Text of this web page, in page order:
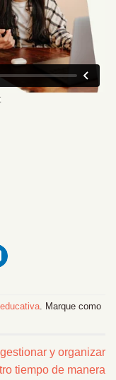
. Marque como
y organizar
tiempo de manera